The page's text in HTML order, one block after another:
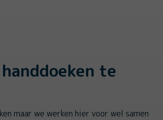
te
maar we werken hier voor wel samen